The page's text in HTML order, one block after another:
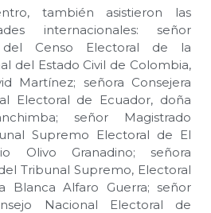
también asistieron las
internacionales: señor
del Censo Electoral de la
del Estado Civil de Colombia,
Martínez; señora Consejera
Electoral de Ecuador, doña
señor Magistrado
Supremo Electoral de El
Olivo Granadino; señora
Tribunal Supremo, Electoral
Blanca Alfaro Guerra; señor
Nacional Electoral de